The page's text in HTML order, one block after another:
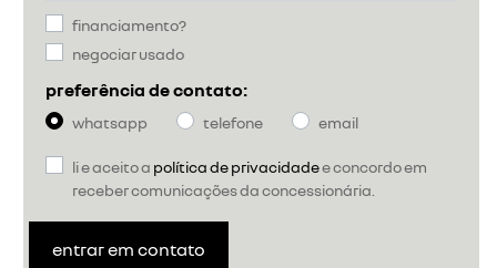
financiamento?
negociar usado
preferência de contato:
whatsapp telefone email
li e aceito a política de privacidadee concordo em
receber comunicações da concessionária.
entrar em contato